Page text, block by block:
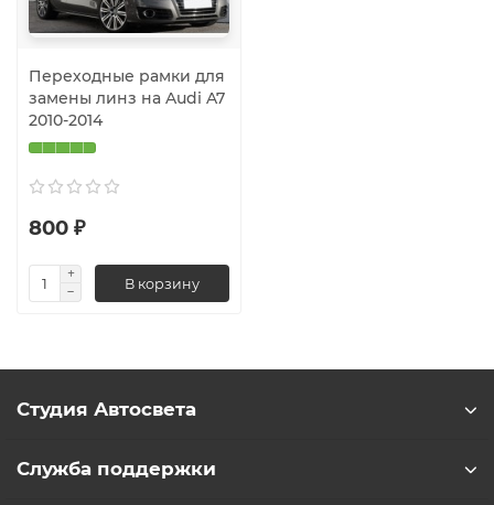
Переходные рамки для
замены линз на Audi A7
2010-2014
800 ₽
В корзину
Студия Автосвета
Служба поддержки